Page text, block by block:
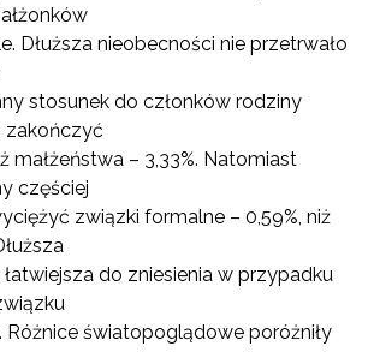
Dłuższa nieobecności nie przetrwało
stosunek do członków rodziny
zakończyć
małżeństwa – 3,33%. Natomiast
częściej
związki formalne – 0,59%, niż
do zniesienia w przypadku
Różnice światopoglądowe poróżniły